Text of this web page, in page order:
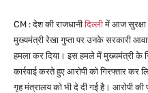
CM : देश की राजधानीदिल्लीमें आज
मुख्यमंत्री रेखा गुप्ता पर उनके सरकारी
हमला कर दिया। इस हमले में मुख्यमंत्री के
कार्रवाई करते हुए आरोपी को गिरफ्तार
गृह मंत्रालय को भी दे दी गई है। आरोपी